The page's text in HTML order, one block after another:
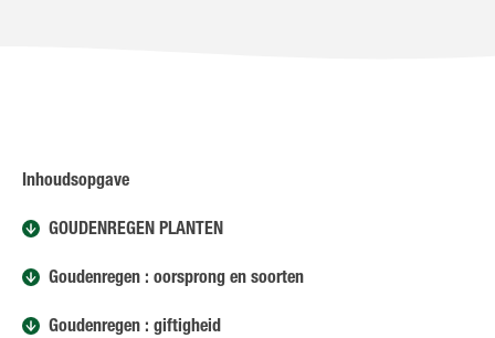
Inhoudsopgave
GOUDENREGEN PLANTEN
Goudenregen : oorsprong en soorten
Goudenregen : giftigheid